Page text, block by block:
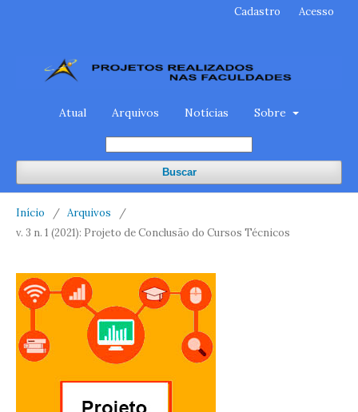
Atual Arquivos Notícias Sobre
Buscar
Cadastro Acesso
Início / Arquivos
/
v. 3 n. 1 (2021): Projeto de Conclusão do Cursos Técnicos